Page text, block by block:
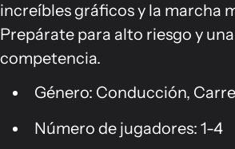
increíbles gráficos y la marcha
Prepárate para alto riesgo y
competencia.
Género: Conducción,
Número de jugadores: 1-4